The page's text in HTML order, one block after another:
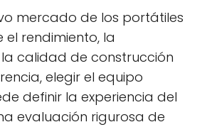
mercado de los portátiles
rendimiento, la
calidad de construcción
elegir el equipo
definir la experiencia del
evaluación rigurosa de